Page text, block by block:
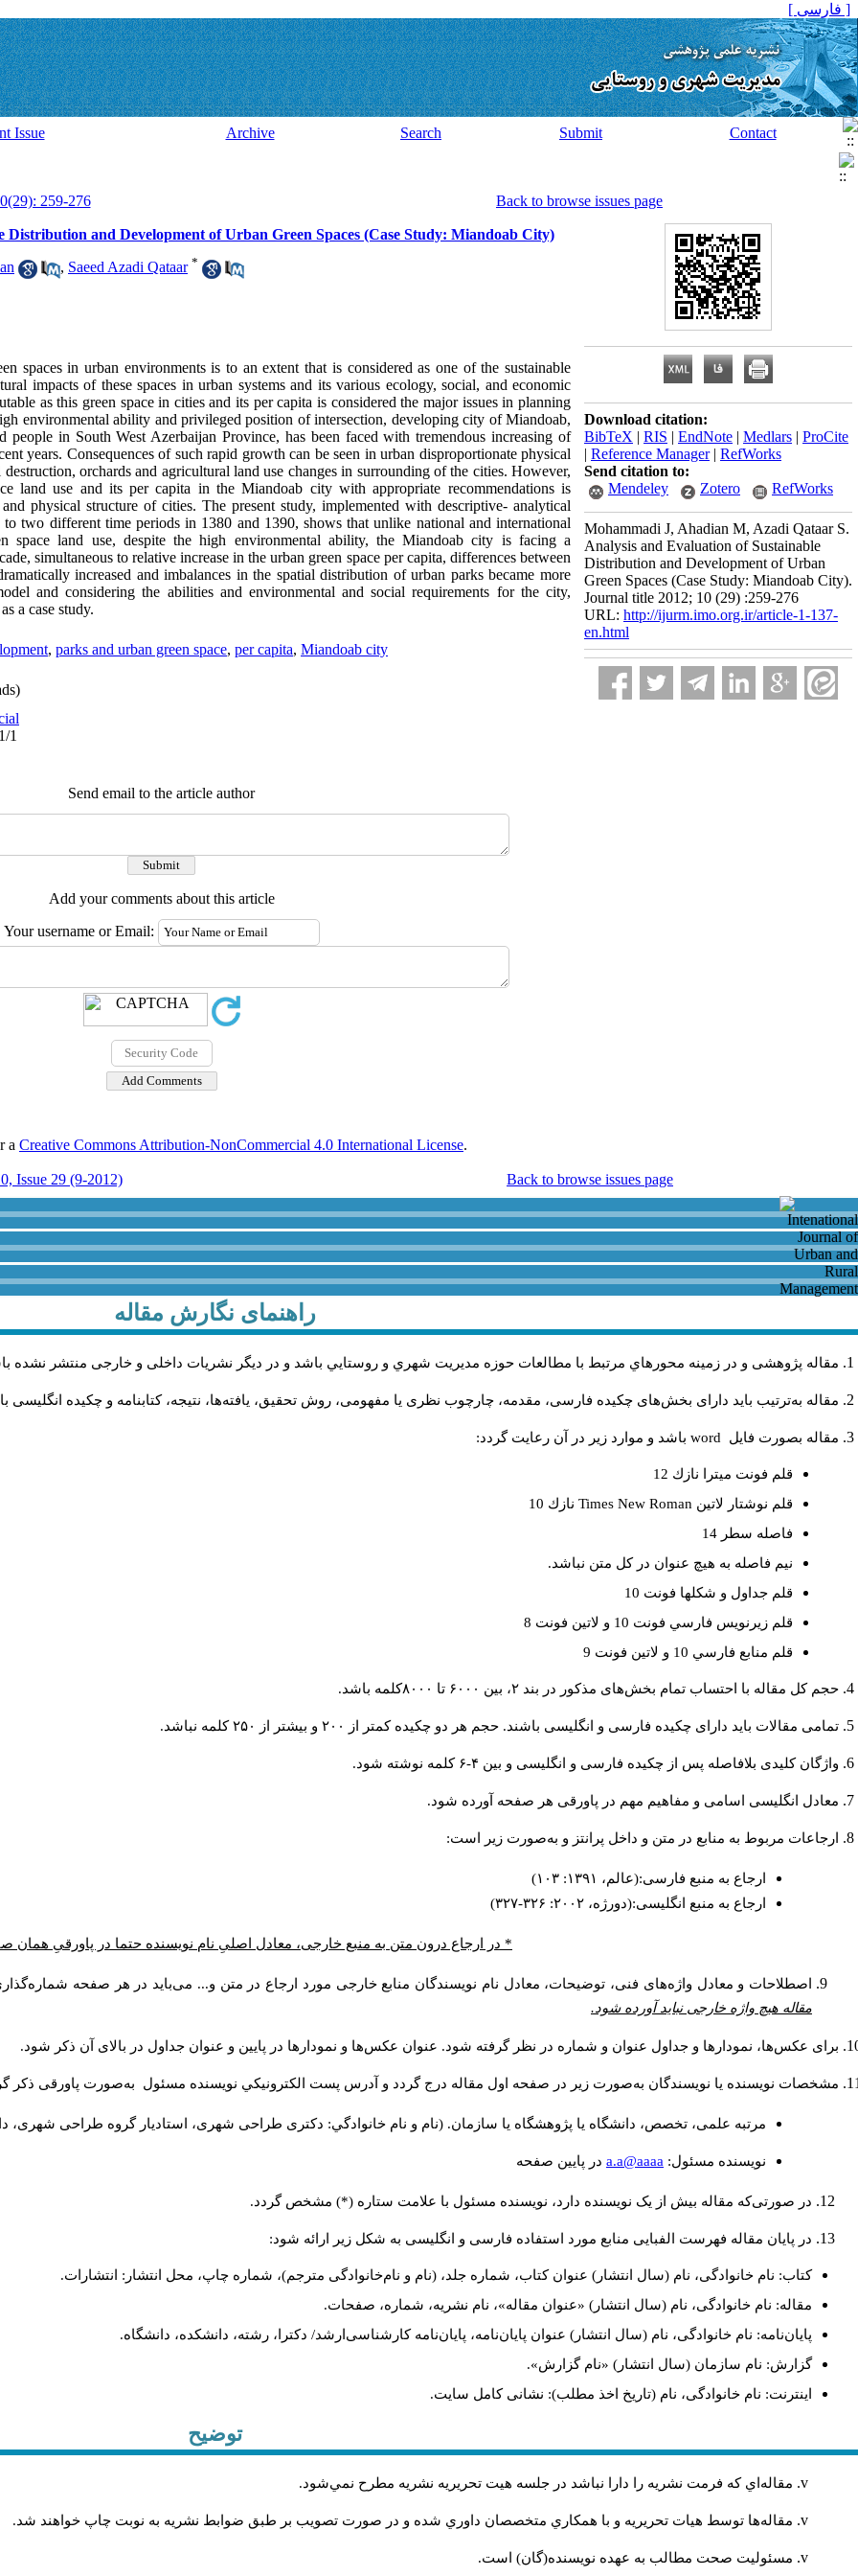
[ فارسی ]
Issue Archive Search Submit Contact
259-276
Back to browse issues page
Distribution and Development of Urban Green Spaces (Case Study: Miandoab City)
, Saeed Azadi Qataar *
spaces in urban environments is to an extent that is considered as one of the sustainable
impacts of these spaces in urban systems and its various ecology, social, and economic
as this green space in cities and its per capita is considered the major issues in planning
environmental ability and privileged position of intersection, developing city of Miandoab,
in South West Azerbaijan Province, has been faced with tremendous increasing of
years. Consequences of such rapid growth can be seen in urban disproportionate physical
orchards and agricultural land use changes in surrounding of the cities. However,
land use and its per capita in the Miandoab city with appropriate recommendations is
physical structure of cities. The present study, implemented with descriptive- analytical
to two different time periods in 1380 and 1390, shows that unlike national and international
space land use, despite the high environmental ability, the Miandoab city is facing a
simultaneous to relative increase in the urban green space per capita, differences between
increased and imbalances in the spatial distribution of urban parks became more
and considering the abilities and environmental and social requirements for the city,
a case study.
, parks and urban green space, per capita, Miandoab city
1
Send email to the article author
Add your comments about this article
Your username or Email:
Download citation:
BibTeX | RIS | EndNote | Medlars | ProCite
| Reference Manager| RefWorks
Send citation to:
Mendeley
Zotero RefWorks
Mohammadi J, Ahadian M, Azadi Qataar S.
Analysis and Evaluation of Sustainable
Distribution and Development of Urban
Green Spaces (Case Study: Miandoab City).
Journal title 2012; 10 (29) :259-276
URL: http://ijurm.imo.org.ir/article-1-137-
en.html
a Creative Commons Attribution-NonCommercial 4.0 International License.
Issue 29 (9-2012) Back to browse issues page
راهنمای نگارش مقاله
مقاله پژوهشی و در زمینه محورهاي مرتبط با مطالعات حوزه مديريت شهري و روستايي باشد و در دیگر نشریات داخلی و خارجی منتشر نشده
مقاله به‌ترتیب باید دارای بخش‌های چکیده فارسی، مقدمه، چارچوب نظری یا مفهومی، روش تحقیق، یافته‌ها، نتیجه، کتابنامه و چکیده انگلیسی
مقاله بصورت فايل word باشد و موارد زير در آن رعايت گردد:
قلم فونت ميترا نازك 12
قلم نوشتار لاتين Times New Roman نازك 10
فاصله سطر 14
نيم فاصله به هيچ عنوان در كل متن نباشد.
قلم جداول و شكلها فونت 10
قلم زيرنويس فارسي فونت 10 و لاتين فونت 8
قلم منابع فارسي 10 و لاتين فونت 9
حجم کل مقاله با احتساب تمام بخش‌های مذکور در بند ۲، بین ۶۰۰۰ تا ۸۰۰۰کلمه باشد.
تمامی مقالات باید دارای چکیده فارسی و انگلیسی باشند. حجم هر دو چکیده کمتر از ۲۰۰ و بیشتر از ۲۵۰ کلمه نباشد.
واژگان کلیدی بلافاصله پس از چکیده فارسی و انگلیسی و بین ۴-۶ کلمه نوشته شود.
معادل انگلیسی اسامی و مفاهیم مهم در پاورقی هر صفحه آورده شود.
ارجاعات مربوط به منابع در متن و داخل پرانتز و به‌صورت زیر است:
ارجاع به منبع فارسی:(عالم، ۱۳۹۱: ۱۰۳)
ارجاع به منبع انگلیسی:(دورژه، ۲۰۰۲: ۳۲۶-۳۲۷)
* در ارجاع درون متن به منبع خارجی، معادل اصلیِ نام نویسنده حتما در پاورقیِ همان
اصطلاحات و معادل واژه‌های فنی، توضیحات، معادل نام نویسندگان منابع خارجی مورد ارجاع در متن و... می‌باید در هر صفحه
مقاله هیچ واژه خارجی نباید آورده شود.
برای عکس‌ها، نمودارها و جداول عنوان و شماره در نظر گرفته شود. عنوان عکس‌ها و نمودارها در پایین و عنوان جداول در بالای آن ذکر شود.
مشخصات نویسنده یا نویسندگان به‌صورت زیر در صفحه اول مقاله درج گردد و آدرس پست الكترونيكي نويسنده مسئول به‌صورت پاورقی ذکر
مرتبه علمی، تخصص، دانشگاه یا پژوهشگاه یا سازمان. (نام و نام خانوادگي: دکتری طراحی شهری، استادیار گروه طراحی شهری،
نويسنده مسئول: a.a@aaaa در پايين صفحه
در صورتی‌که مقاله بیش از یک نویسنده دارد، نویسنده مسئول با علامت ستاره (*) مشخص گردد.
در پایان مقاله فهرست الفبایی منابع مورد استفاده فارسی و انگلیسی به شکل زیر ارائه شود:
کتاب: نام خانوادگی، نام (سال انتشار) عنوان کتاب، شماره جلد، (نام و نام‌خانوادگی مترجم)، شماره چاپ، محل انتشار: انتشارات.
مقاله: نام خانوادگی، نام (سال انتشار) «عنوان مقاله»، نام نشریه، شماره، صفحات.
پایان‌نامه: نام خانوادگی، نام (سال انتشار) عنوان پایان‌نامه، پایان‌نامه کارشناسی‌ارشد/ دکترا، رشته، دانشکده، دانشگاه.
گزارش: نام سازمان (سال انتشار) «نام گزارش».
اینترنت: نام خانوادگی، نام (تاریخ اخذ مطلب): نشانی کامل سایت.
توضیح
مقاله‌اي كه فرمت نشريه را دارا نباشد در جلسه هيت تحريريه نشريه مطرح نمي‌شود.
مقاله‌ها توسط هیات تحريريه و با همکاري متخصصان داوري شده و در صورت تصويب بر طبق ضوابط نشريه به نوبت چاپ خواهند شد.
مسئوليت صحت مطالب به عهده نويسنده(گان) است.